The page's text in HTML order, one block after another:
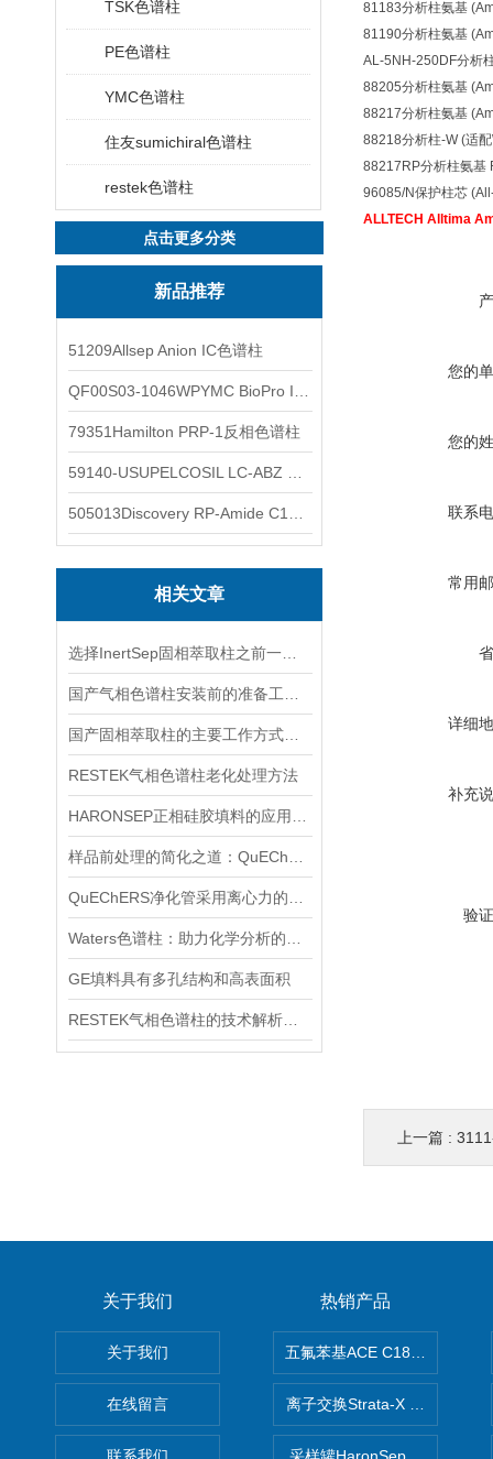
TSK色谱柱
PE色谱柱
YMC色谱柱
住友sumichiral色谱柱
restek色谱柱
点击更多分类
新品推荐
51209Allsep Anion IC色谱柱
79351Hamilton PRP-1反相色谱柱
相关文章
RESTEK气相色谱柱老化处理方法
GE填料具有多孔结构和高表面积
81183分析柱氨基
81190分析柱氨基
AL-5NH-250DF分析
88205分析柱氨基
88217分析柱氨基
88218分析柱-W (适
88217RP分析柱氨基
96085/N保护柱芯
ALLTECH Alltima
您的
您的
联系
常用
详细
补充
验
上一篇 :
关于我们
关于我们
在线留言
热销产品
五氟苯基ACE C18-PFP色谱柱
离子交换Strata-X SPE聚合物